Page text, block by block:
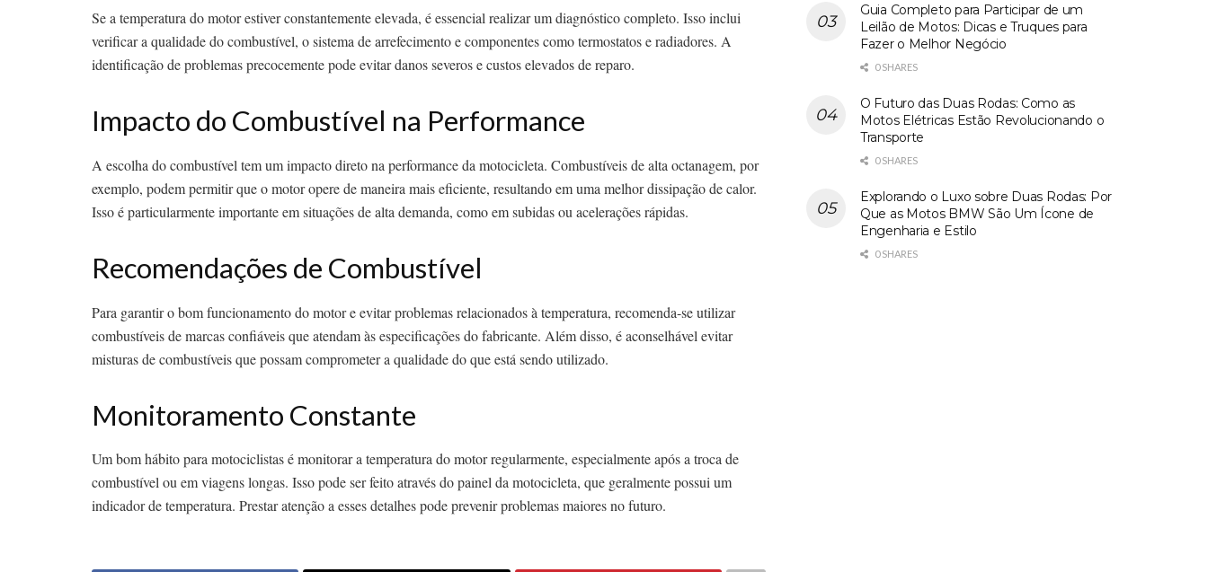
Se a temperatura do motor estiver constantemente elevada, é essencial realizar um diagnóstico completo. Isso inclui
verificar a qualidade do combustível, o sistema de arrefecimento e componentes como termostatos e radiadores. A
identificação de problemas precocemente pode evitar danos severos e custos elevados de reparo.
Impacto do Combustível na Performance
A escolha do combustível tem um impacto direto na performance da motocicleta. Combustíveis de alta octanagem, por
exemplo, podem permitir que o motor opere de maneira mais eficiente, resultando em uma melhor dissipação de calor.
Isso é particularmente importante em situações de alta demanda, como em subidas ou acelerações rápidas.
Recomendações de Combustível
Para garantir o bom funcionamento do motor e evitar problemas relacionados à temperatura, recomenda-se utilizar
combustíveis de marcas confiáveis que atendam às especificações do fabricante. Além disso, é aconselhável evitar
misturas de combustíveis que possam comprometer a qualidade do que está sendo utilizado.
Monitoramento Constante
Um bom hábito para motociclistas é monitorar a temperatura do motor regularmente, especialmente após a troca de
combustível ou em viagens longas. Isso pode ser feito através do painel da motocicleta, que geralmente possui um
indicador de temperatura. Prestar atenção a esses detalhes pode prevenir problemas maiores no futuro.
Guia Completo para Participar de um
Leilão de Motos: Dicas e Truques para
Fazer o Melhor Negócio
0 SHARES
O Futuro das Duas Rodas: Como as
Motos Elétricas Estão Revolucionando o
Transporte
0 SHARES
Explorando o Luxo sobre Duas Rodas: Por
Que as Motos BMW São Um Ícone de
Engenharia e Estilo
0 SHARES